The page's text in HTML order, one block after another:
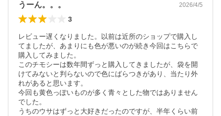
うーん。。。 2026/4/5
3
レビュー遅くなりました。以前は近所のショップで購入し
てましたが、あまりにも色が悪いのが続き今回はこちらで
購入してみました。
このチモシーは数年間ずっと購入してきましたが、袋を開
けてみないと判らないので色にばらつきがあり、当たり外
れがあると思います。
今回も黄色っぽいものが多く青々とした物ではありません
でした。
うちのウサはずっと大好きだったのですが、半年くらい前